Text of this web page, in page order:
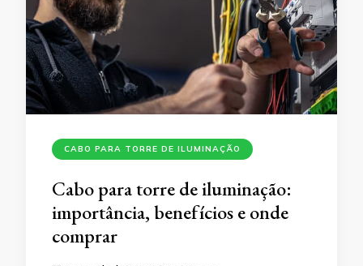
CABO PARA TORRE DE ILUMINAÇÃO
Cabo para torre de iluminação:
importância, benefícios e onde
comprar